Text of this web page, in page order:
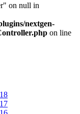
on null in
nextgen-
on line